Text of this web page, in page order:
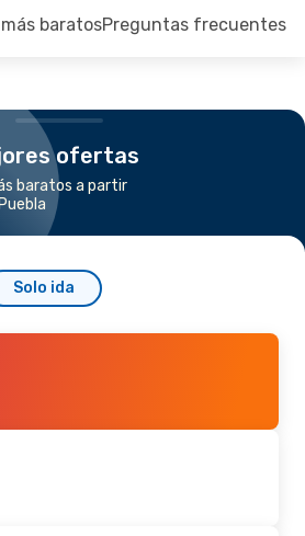
baratosPreguntas frecuentes
ofertas
baratos a partir
Solo ida
22 De Oct.